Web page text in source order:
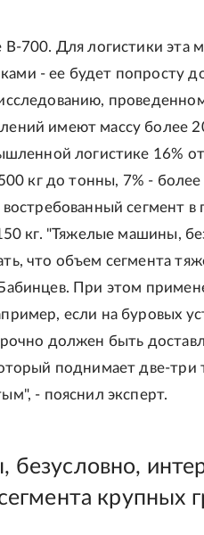
B-700. Для логистики эта
- ее будет попросту
имеют массу более
логистике 16%
кг до тонны, 7% -
сегмент
кг. "Тяжелые машины,
что объем сегмента
При этом
если на буровых
должен быть
поднимает две-три
- пояснил эксперт.
крупных